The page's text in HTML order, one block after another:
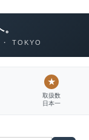
TOKYO
★
取扱数
日本一